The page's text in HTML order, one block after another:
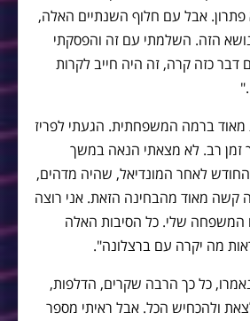
אבל עם חלוף השנתיים האלה,
הזה. השלמתי עם זה והפסקתי
כזה קרה, זה היה חייב לקרות
מאוד ברמה המשפחתית. הגעתי לפריז
זמן רב. לא מצאתי הנאה במשך
לאחר המונדיאל, שהיה מדהים,
קשה מאוד מהבחינה הזאת. אני רוצה
שלי. כל הסיבות האלה
מה יקרה עם ברצלונה".
כל כך הרבה שקרים, הדלפות,
ולהכחיש הכל. אבל ראיתי מספר